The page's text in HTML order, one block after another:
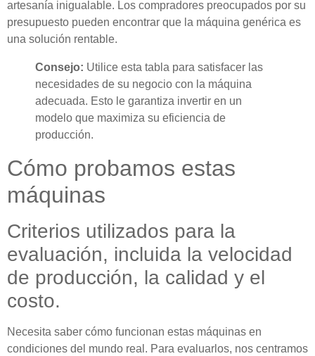
artesanía inigualable. Los compradores preocupados por su
presupuesto pueden encontrar que la máquina genérica es
una solución rentable.
Consejo: Utilice esta tabla para satisfacer las
necesidades de su negocio con la máquina
adecuada. Esto le garantiza invertir en un
modelo que maximiza su eficiencia de
producción.
Cómo probamos estas
máquinas
Criterios utilizados para la
evaluación, incluida la velocidad
de producción, la calidad y el
costo.
Necesita saber cómo funcionan estas máquinas en
condiciones del mundo real. Para evaluarlos, nos centramos